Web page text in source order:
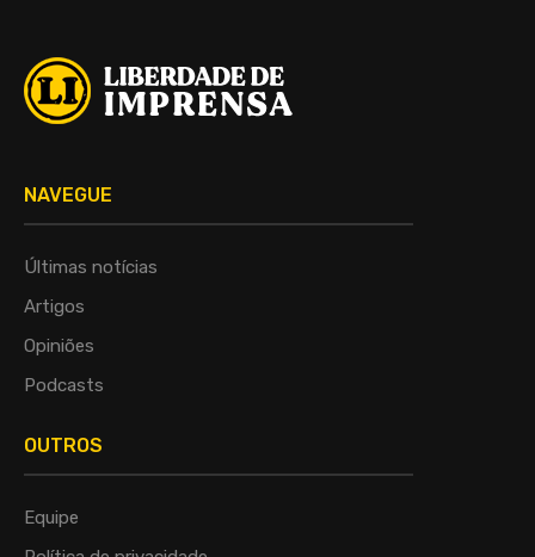
NAVEGUE
Últimas notícias
Artigos
Opiniões
Podcasts
OUTROS
Equipe